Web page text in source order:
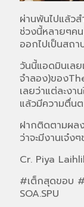
ผ่านพ้นไปแล้ว
ช่วงนี้หลายๆค
ออกไปเป็นสถ
วันนี้แอดมินเล
จำลอง)ของ
เลยว่าแต่ละง
แล้วมีความตื่น
ฝากติดตามผล
ว่าจะมีงานเจ๋ง
Cr. Piya
#เต็กสุดขอบ
SOA.SPU